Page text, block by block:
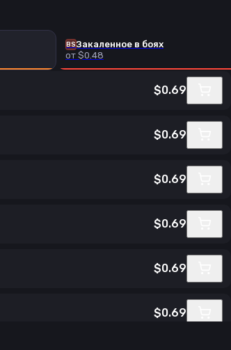
BS Закаленное в боях
от $0.48
$0.69
$0.69
$0.69
$0.69
$0.69
$0.69